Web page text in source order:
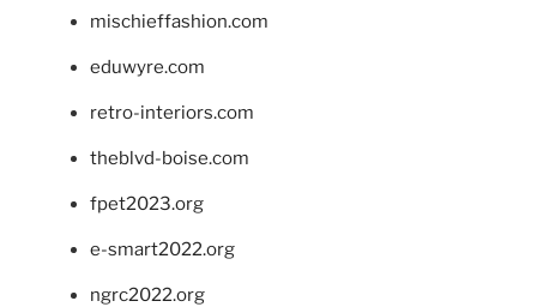
mischieffashion.com
eduwyre.com
retro-interiors.com
theblvd-boise.com
fpet2023.org
e-smart2022.org
ngrc2022.org